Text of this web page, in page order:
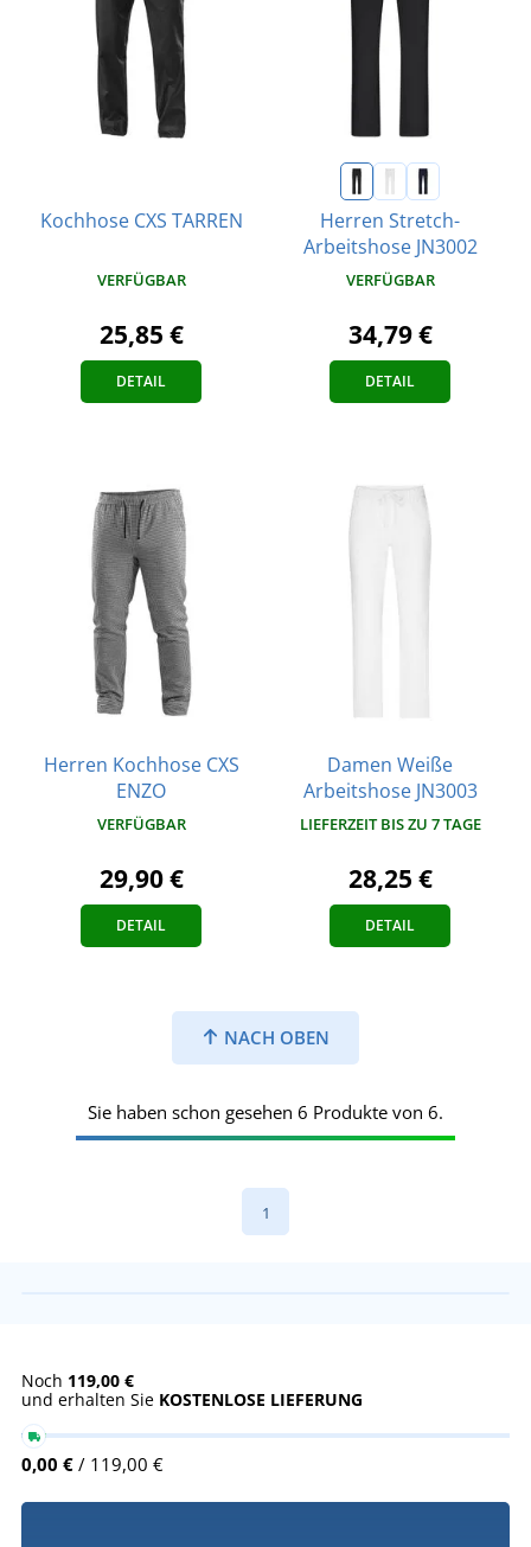
Kochhose CXS TARREN
VERFÜGBAR
25,85 €
DETAIL
Herren Stretch-
Arbeitshose JN3002
VERFÜGBAR
34,79 €
DETAIL
Herren Kochhose CXS
ENZO
VERFÜGBAR
29,90 €
DETAIL
Damen Weiße
Arbeitshose JN3003
LIEFERZEIT BIS ZU 7 TAGE
28,25 €
DETAIL
NACH OBEN
Sie haben schon gesehen 6 Produkte von 6.
1
Noch 119,00 €
und erhalten Sie KOSTENLOSE LIEFERUNG
0,00 € / 119,00 €